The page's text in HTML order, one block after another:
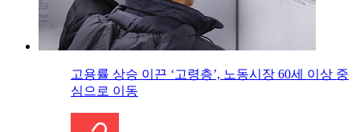
고용률 상승 이끈 ‘고령층’, 노동시장 60세 이상 중
심으로 이동